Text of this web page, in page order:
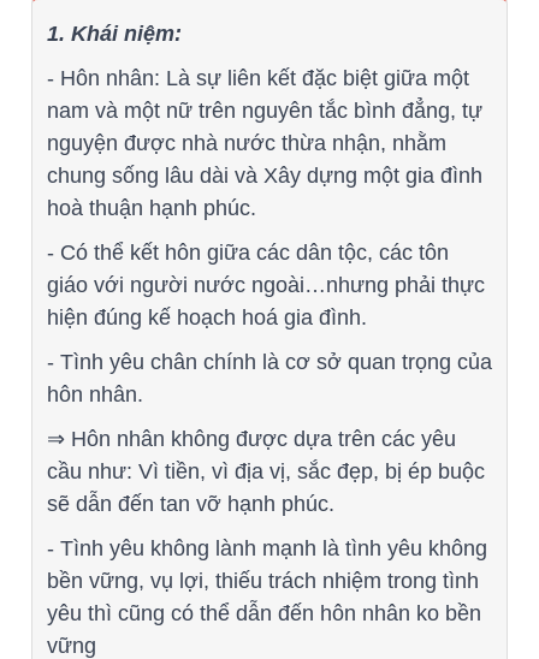
1. Khái niệm:
- Hôn nhân: Là sự liên kết đặc biệt giữa một
nam và một nữ trên nguyên tắc bình đẳng, tự
nguyện được nhà nước thừa nhận, nhằm
chung sống lâu dài và Xây dựng một gia đình
hoà thuận hạnh phúc.
- Có thể kết hôn giữa các dân tộc, các tôn
giáo với người nước ngoài…nhưng phải thực
hiện đúng kế hoạch hoá gia đình.
- Tình yêu chân chính là cơ sở quan trọng của
hôn nhân.
⇒ Hôn nhân không được dựa trên các yêu
cầu như: Vì tiền, vì địa vị, sắc đẹp, bị ép buộc
sẽ dẫn đến tan vỡ hạnh phúc.
- Tình yêu không lành mạnh là tình yêu không
bền vững, vụ lợi, thiếu trách nhiệm trong tình
yêu thì cũng có thể dẫn đến hôn nhân ko bền
vững